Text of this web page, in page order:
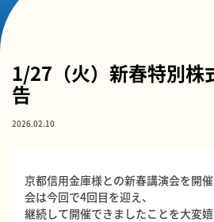
1/27（火）新春特別株
告
2026.02.10
京都信用金庫様との新春講演会を開
会は今回で4回目を迎え、
継続して開催できましたことを大変嬉